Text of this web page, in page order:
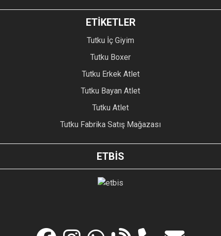
ETİKETLER
Tutku İç Giyim
Tutku Boxer
Tutku Erkek Atlet
Tutku Bayan Atlet
Tutku Atlet
Tutku Fabrika Satış Mağazası
ETBİS